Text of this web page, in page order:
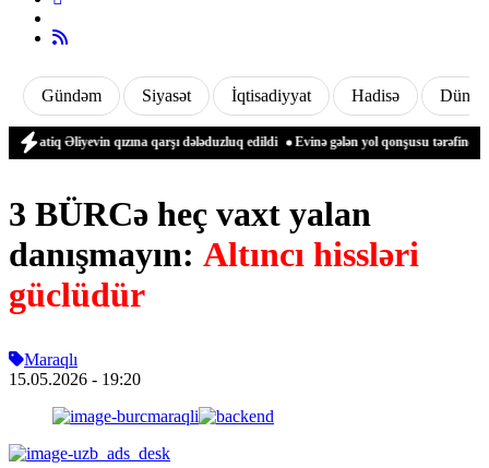
Gündəm Siyasət İqtisadiyyat Hadisə Dünya
Əliyevin qızına qarşı dələduzluq edildi Evinə gələn yol qonşusu tərəfindən zəbt
3 BÜRCə heç vaxt yalan
danışmayın: Altıncı hissləri
güclüdür
Maraqlı
15.05.2026 - 19:20